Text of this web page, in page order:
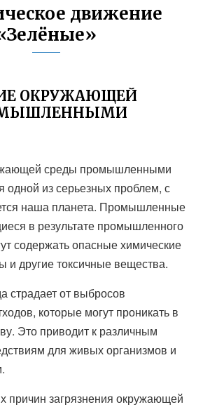
движение
ОКРУЖАЮЩЕЙ
среды промышленными
одной из серьезных проблем, с
наша планета. Промышленные
в результате промышленного
содержать опасные химические
и другие токсичные вещества.
страдает от выбросов
которые могут проникать в
Это приводит к различным
для живых организмов и
причин загрязнения окружающей